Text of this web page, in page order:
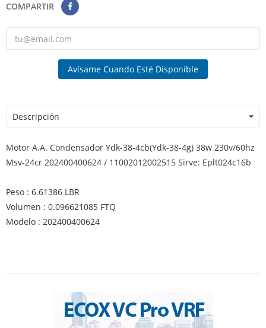
COMPARTIR
Avísame Cuando Esté Disponible
Descripción
Motor A.A. Condensador Ydk-38-4cb(Ydk-38-4g) 38w 230v/60hz
Msv-24cr 202400400624 / 11002012002515 Sirve: Eplt024c16b
Peso : 6.61386 LBR
Volumen : 0.096621085 FTQ
Modelo : 202400400624